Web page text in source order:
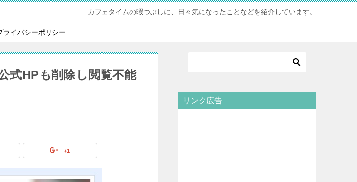
カフェタイムの暇つぶしに、日々気になったことなどを紹介しています。
ライバシーポリシー
式HPも削除し閲覧不能
+1
リンク広告